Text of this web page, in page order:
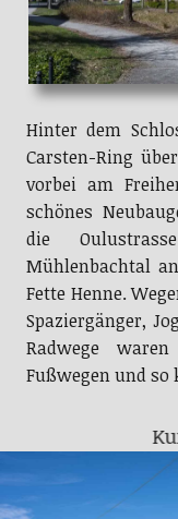
Hinter dem
Carsten-Ring
vorbei am
schönes
die
Mühlenbachtal
Fette Henne.
Spaziergänger,
Radwege
Fußwegen und so